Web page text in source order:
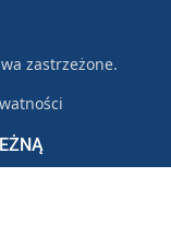
zastrzeżone.